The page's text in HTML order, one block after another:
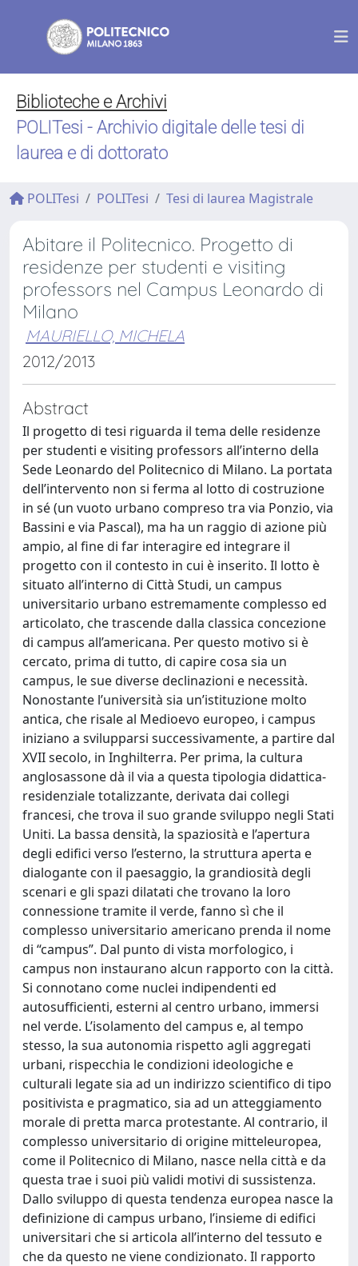
Biblioteche e Archivi
POLITesi - Archivio digitale delle tesi di
laurea e di dottorato
POLITesi POLITesi Tesi di laurea Magistrale
Abitare il Politecnico. Progetto di
residenze per studenti e visiting
professors nel Campus Leonardo di
Milano
MAURIELLO, MICHELA
2012/2013
Abstract
Il progetto di tesi riguarda il tema delle residenze
per studenti e visiting professors all’interno della
Sede Leonardo del Politecnico di Milano. La portata
dell’intervento non si ferma al lotto di costruzione
in sé (un vuoto urbano compreso tra via Ponzio, via
Bassini e via Pascal), ma ha un raggio di azione più
ampio, al fine di far interagire ed integrare il
progetto con il contesto in cui è inserito. Il lotto è
situato all’interno di Città Studi, un campus
universitario urbano estremamente complesso ed
articolato, che trascende dalla classica concezione
di campus all’americana. Per questo motivo si è
cercato, prima di tutto, di capire cosa sia un
campus, le sue diverse declinazioni e necessità.
Nonostante l’università sia un’istituzione molto
antica, che risale al Medioevo europeo, i campus
iniziano a svilupparsi successivamente, a partire dal
XVII secolo, in Inghilterra. Per prima, la cultura
anglosassone dà il via a questa tipologia didattica-
residenziale totalizzante, derivata dai collegi
francesi, che trova il suo grande sviluppo negli Stati
Uniti. La bassa densità, la spaziosità e l’apertura
degli edifici verso l’esterno, la struttura aperta e
dialogante con il paesaggio, la grandiosità degli
scenari e gli spazi dilatati che trovano la loro
connessione tramite il verde, fanno sì che il
complesso universitario americano prenda il nome
di “campus”. Dal punto di vista morfologico, i
campus non instaurano alcun rapporto con la città.
Si connotano come nuclei indipendenti ed
autosufficienti, esterni al centro urbano, immersi
nel verde. L’isolamento del campus e, al tempo
stesso, la sua autonomia rispetto agli aggregati
urbani, rispecchia le condizioni ideologiche e
culturali legate sia ad un indirizzo scientifico di tipo
positivista e pragmatico, sia ad un atteggiamento
morale di pretta marca protestante. Al contrario, il
complesso universitario di origine mitteleuropea,
come il Politecnico di Milano, nasce nella città e da
questa trae i suoi più validi motivi di sussistenza.
Dallo sviluppo di questa tendenza europea nasce la
definizione di campus urbano, l’insieme di edifici
universitari che si articola all’interno del tessuto e
che da questo ne viene condizionato. Il rapporto